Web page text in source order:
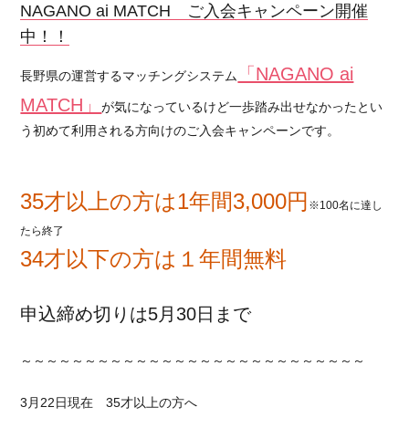
NAGANO ai MATCH ご入会キャンペーン開催
中！！
長野県の運営するマッチングシステム
「NAGANO ai
MATCH」が気になっているけど一歩踏み出せなかったとい
う初めて利用される方向けのご入会キャンペーンです。
35才以上の方は1年間3,000円 ※100名に達し
たら終了
34才以下の方は１年間無料
申込締め切りは5月30日まで
～～～～～～～～～～～～～～～～～～～～～～～～～～～
3月22日現在 35才以上の方へ